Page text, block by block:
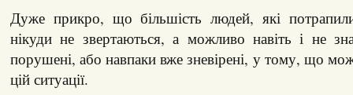
Дуже прикро, що більшість людей, які
нікуди не звертаються, а можливо навіть і не
порушені, або навпаки вже зневірені, у тому, що
цій ситуації.